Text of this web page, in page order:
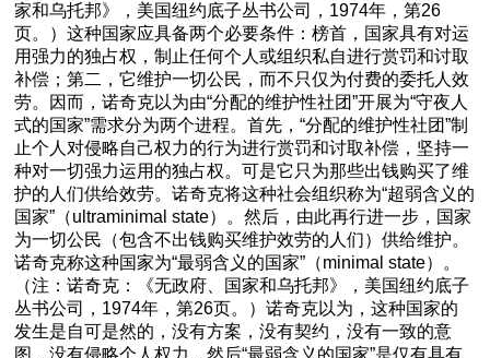
家和乌托邦》，美国纽约底子丛书公司，1974年，第26
页。）这种国家应具备两个必要条件：榜首，国家具有对运
用强力的独占权，制止任何个人或组织私自进行赏罚和讨取
补偿；第二，它维护一切公民，而不只仅为付费的委托人效
劳。因而，诺奇克以为由“分配的维护性社团”开展为“守夜人
式的国家”需求分为两个进程。首先，“分配的维护性社团”制
止个人对侵略自己权力的行为进行赏罚和讨取补偿，坚持一
种对一切强力运用的独占权。可是它只为那些出钱购买了维
护的人们供给效劳。诺奇克将这种社会组织称为“超弱含义的
国家”（ultraminimal state）。然后，由此再行进一步，国家
为一切公民（包含不出钱购买维护效劳的人们）供给维护。
诺奇克称这种国家为“最弱含义的国家”（minimal state）。
（注：诺奇克：《无政府、国家和乌托邦》，美国纽约底子
丛书公司，1974年，第26页。）诺奇克以为，这种国家的
发生是自可是然的，没有方案，没有契约，没有一致的意
图，没有侵略个人权力，然后“最弱含义的国家”是仅有具有